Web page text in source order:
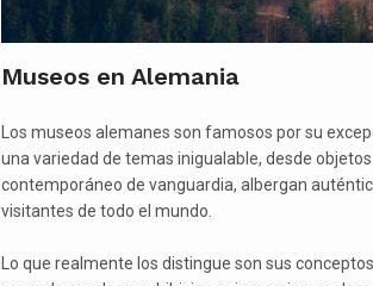
Museos en Alemania
Los museos alemanes son famosos por su
una variedad de temas inigualable, desde
contemporáneo de vanguardia, albergan
visitantes de todo el mundo.
Lo que realmente los distingue son sus